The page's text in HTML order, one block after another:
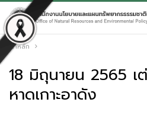
หน้าหลัก
18 มิถุนายน 2565 เ
หาดเกาะอาดัง